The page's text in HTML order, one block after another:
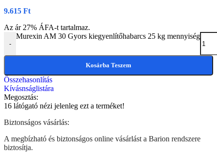
9.615 Ft
Az ár 27% ÁFA-t tartalmaz.
-
Murexin AM 30 Gyors kiegyenlítőhabarcs 25 kg mennyiség
Kosárba Teszem
Összehasonlítás
Kívásnságlistára
Megosztás:
16 látógató nézi jelenleg ezt a terméket!
Biztonságos vásárlás:
A megbízható és biztonságos online vásárlást a Barion rendszere
biztosítja.